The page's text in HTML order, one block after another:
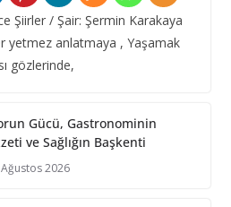
Şiirler / Şair: Şermin Karakaya
yetmez anlatmaya , Yaşamak
gözlerinde,
Gücü, Gastronominin
ve Sağlığın Başkenti
2026